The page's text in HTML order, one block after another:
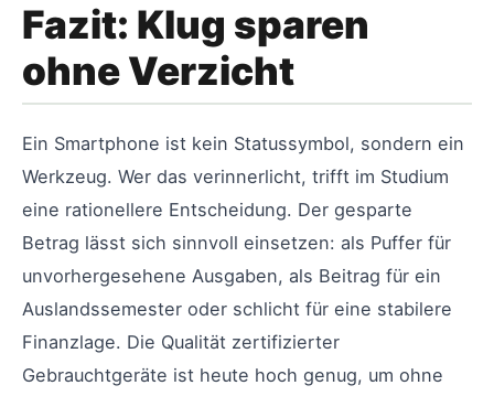
Fazit: Klug sparen
ohne Verzicht
Ein Smartphone ist kein Statussymbol, sondern ein
Werkzeug. Wer das verinnerlicht, trifft im Studium
eine rationellere Entscheidung. Der gesparte
Betrag lässt sich sinnvoll einsetzen: als Puffer für
unvorhergesehene Ausgaben, als Beitrag für ein
Auslandssemester oder schlicht für eine stabilere
Finanzlage. Die Qualität zertifizierter
Gebrauchtgeräte ist heute hoch genug, um ohne